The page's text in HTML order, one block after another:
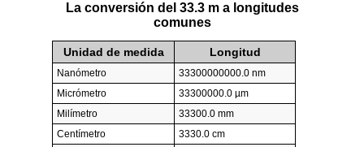
La conversión del 33.3 m a longitudes
comunes
Unidad de medida Longitud
Nanómetro
33300000000.0 nm
Micrómetro
33300000.0 µm
Milímetro
33300.0 mm
Centímetro
3330.0 cm